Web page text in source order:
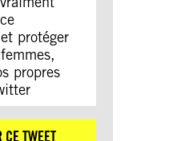
protéger
propres
CE TWEET